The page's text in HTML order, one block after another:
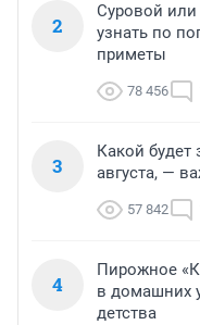
2
Суровой
узнать по
приметы
78 456
3
Какой будет
августа, —
57 842
4
Пирожное
в домашних
детства